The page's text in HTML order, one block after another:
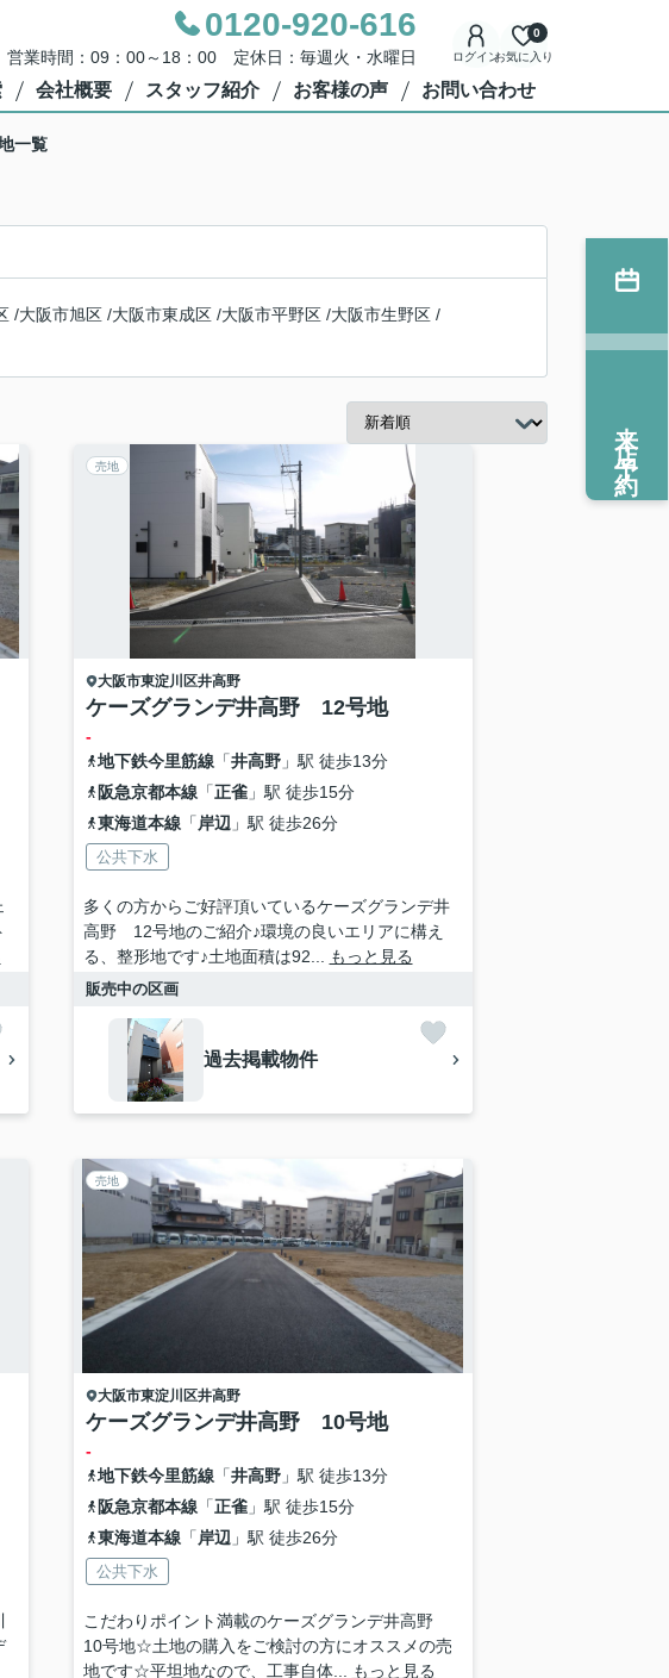
0120-920-616
営業時間：09：00～18：00 定休日：毎週火・水曜日 ログインお気に入り
0
会社概要 スタッフ紹介 お客様の声 お問い合わせ
一覧
/大阪市旭区 /大阪市東成区 /大阪市平野区 /大阪市生野区 /
売地
大阪市東淀川区井高野
ケーズグランデ井高野 12号地
-
地下鉄今里筋線「井高野」駅 徒歩13分
阪急京都本線「正雀」駅 徒歩15分
東海道本線「 岸辺 」駅 徒歩26分
公共下水
多くの方からご好評頂いているケーズグランデ井
高野 12号地のご紹介♪環境の良いエリアに構え
る、整形地です♪土地面積は92...
もっと見る
販売中の区画
過去掲載物件
売地
大阪市東淀川区井高野
ケーズグランデ井高野 10号地
-
地下鉄今里筋線「井高野」駅 徒歩13分
阪急京都本線「正雀」駅 徒歩15分
東海道本線「 岸辺 」駅 徒歩26分
公共下水
こだわりポイント満載のケーズグランデ井高野
10号地☆土地の購入をご検討の方にオススメの売
地です☆平坦地なので、工事自体...
もっと見る
来店予約